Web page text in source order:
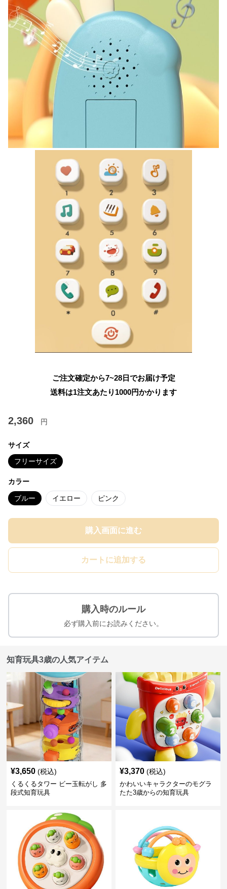
ご注文確定から7~28日でお届け予定
送料は1注文あたり 1000円かかります
2,360 円
サイズ
フリーサイズ
カラー
ブルー イエロー ピンク
購入画面に進む
カートに追加する
購入時のルール
必ず購入前にお読みください。
知育玩具3歳の人気アイテム
¥3,650 (税込)
くるくるタワー ビー玉転がし 多
段式知育玩具
¥3,370 (税込)
かわいいキャラクターのモグラ
たた3歳からの知育玩具